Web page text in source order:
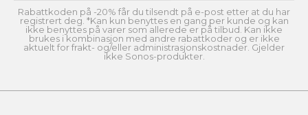
Rabattkoden på -20% får du tilsendt på e-post etter at du har
registrert deg. *Kan kun benyttes en gang per kunde og kan
ikke benyttes på varer som allerede er på tilbud. Kan ikke
brukes i kombinasjon med andre rabattkoder og er ikke
aktuelt for frakt- og/eller administrasjonskostnader. Gjelder
ikke Sonos-produkter.